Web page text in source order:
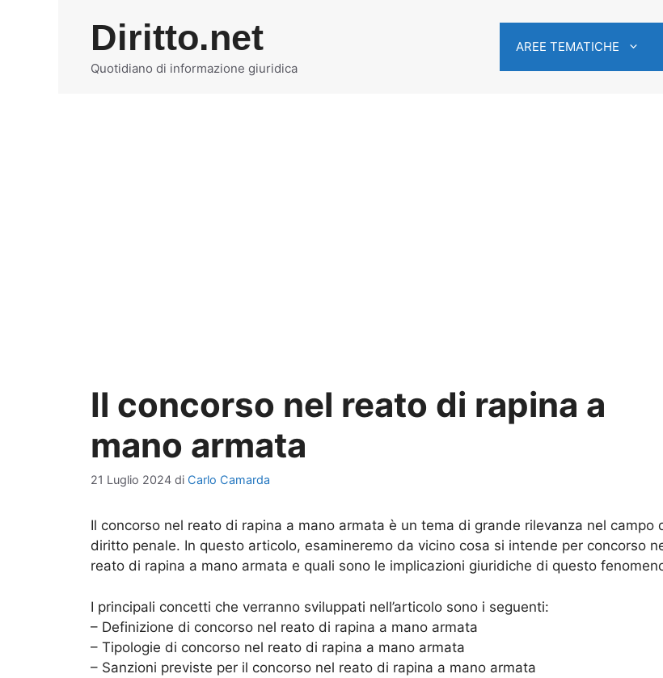
Diritto.net
Quotidiano di informazione giuridica
AREE TEMATICHE
Il concorso nel reato di rapina a
mano armata
21 Luglio 2024 di Carlo Camarda
Il concorso nel reato di rapina a mano armata è un tema di grande rilevanza nel campo
diritto penale. In questo articolo, esamineremo da vicino cosa si intende per concorso
reato di rapina a mano armata e quali sono le implicazioni giuridiche di questo
I principali concetti che verranno sviluppati nell’articolo sono i seguenti:
– Definizione di concorso nel reato di rapina a mano armata
– Tipologie di concorso nel reato di rapina a mano armata
– Sanzioni previste per il concorso nel reato di rapina a mano armata